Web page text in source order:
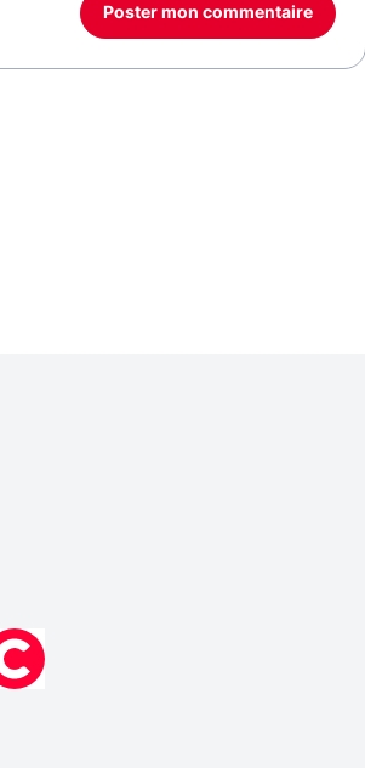
Poster mon commentaire